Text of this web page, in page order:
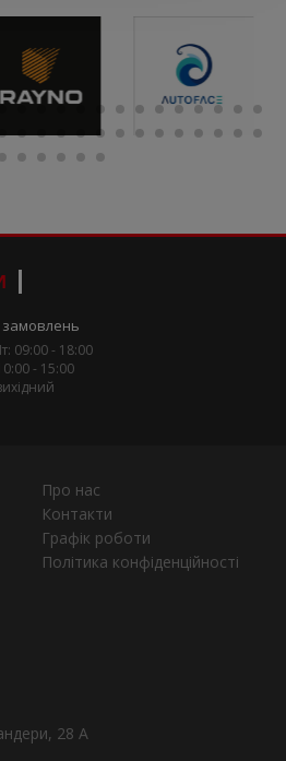
замовлень
09:00 - 18:00
- 15:00
Про нас
Контакти
Графік роботи
Політика конфіденційності
28 А